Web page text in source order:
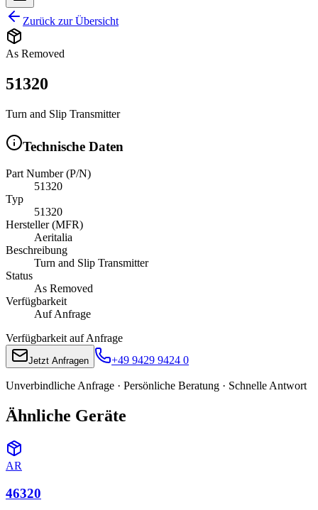
Zurück zur Übersicht
As Removed
51320
Turn and Slip Transmitter
Technische Daten
Part Number (P/N)
51320
Typ
51320
Hersteller (MFR)
Aeritalia
Beschreibung
Turn and Slip Transmitter
Status
As Removed
Verfügbarkeit
Auf Anfrage
Verfügbarkeit auf Anfrage
Jetzt Anfragen +49 9429 9424 0
Unverbindliche Anfrage · Persönliche Beratung · Schnelle Antwort
Ähnliche Geräte
AR
46320